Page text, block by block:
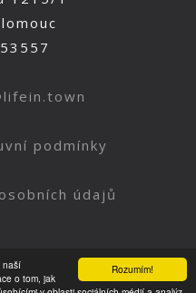
Rozumím!
naší
o tom, jak
podmínky
údajů